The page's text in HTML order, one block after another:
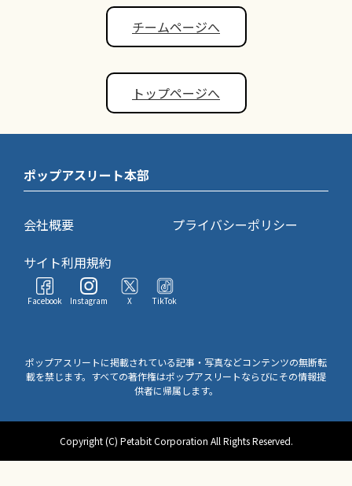
チームページへ
トップページへ
ポップアスリート本部
会社概要
プライバシーポリシー
サイト利用規約
Facebook Instagram X TikTok
ポップアスリートに掲載されている記事・写真などコンテンツの無断転
載を禁じます。すべての著作権はポップアスリートならびにその情報提
供者に帰属します。
Copyright (C) Petabit Corporation All Rights Reserved.